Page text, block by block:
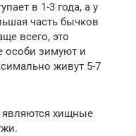
в 1-3 года, а у
часть бычков
всего, это
особи зимуют и
живут 5-7
хищные